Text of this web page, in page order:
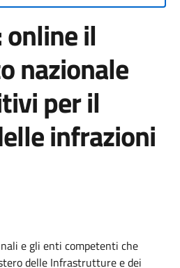
il
nazionale
per il
infrazioni
e gli enti competenti che
delle Infrastrutture e dei